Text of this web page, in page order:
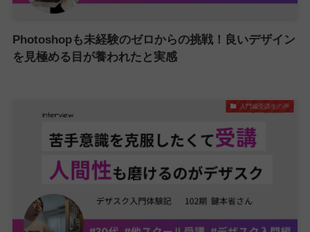
Photoshopも未経験のゼロからの挑戦！良いデザイン
を見極める目が養われたと実感
入門編受講生の声